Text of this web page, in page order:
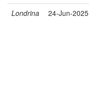
Londrina 24-Jun-2025